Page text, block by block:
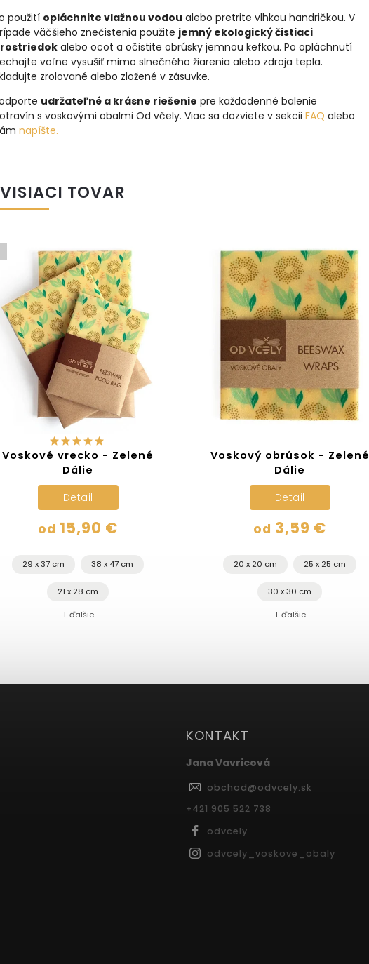
použití opláchnite vlažnou vodou alebo pretrite vlhkou handričkou. V
väčšieho znečistenia použite jemný ekologický čistiaci
alebo ocot a očistite obrúsky jemnou kefkou. Po opláchnutí
voľne vysušiť mimo slnečného žiarenia alebo zdroja tepla.
zrolované alebo zložené v zásuvke.
udržateľné a krásne riešenie pre každodenné balenie
s voskovými obalmi Od včely. Viac sa dozviete v sekcii FAQ alebo
napíšte.
TOVAR
Voskové vrecko - Zelené
Dálie
od 15,90 €
Detail
29 x 37 cm 38 x 47 cm
21 x 28 cm
+ ďalšie
Voskový obrúsok - Zelené
Dálie
od 3,59 €
Detail
20 x 20 cm 25 x 25 cm
30 x 30 cm
+ ďalšie
KONTAKT
Jana Vavricová
obchod@odvcely.sk
+421 905 522 738
odvcely
odvcely_voskove_obaly